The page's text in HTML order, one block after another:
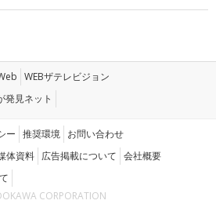
WEBザテレビジョン
発見ネット
ー 推奨環境 お問い合わせ
体資料 広告掲載について 会社概要
CORPORATION